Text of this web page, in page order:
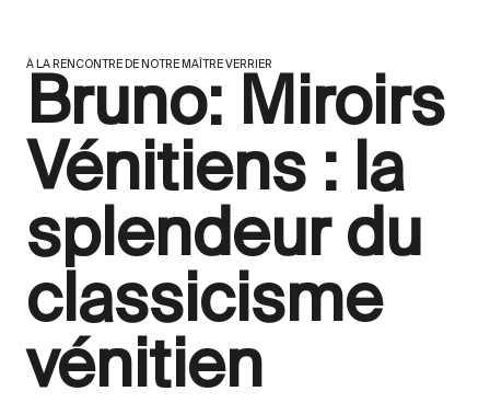
À LA RENCONTRE DE NOTRE MAÎTRE VERRIER
Bruno: Miroirs
Vénitiens : la
splendeur du
classicisme
vénitien